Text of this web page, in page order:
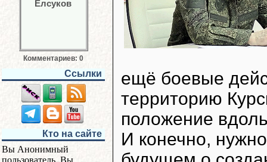
Комментариев: 0
Ссылки
Кто на сайте
Вы Анонимный
пользователь. Вы
ещё боевые
территорию
положение
И конечно,